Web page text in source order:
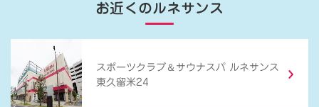
お近くのルネサンス
スポーツクラブ ＆ サウナスパ ルネサンス
東久留米24